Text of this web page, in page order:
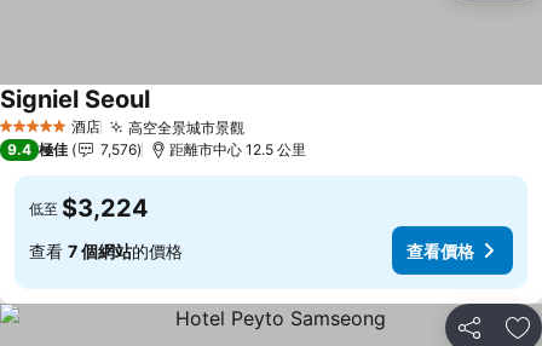
5 星級 酒店 高空全景城市景觀
Signiel Seoul
9.4 極佳 7,576 距離市中心 12.5 公里
低至 $3,224
查看 7 個網站的價格 查看價格
分享 放